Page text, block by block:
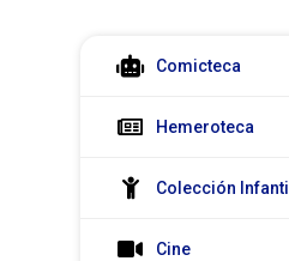
Comicteca
Hemeroteca
Colección Infantil
Cine